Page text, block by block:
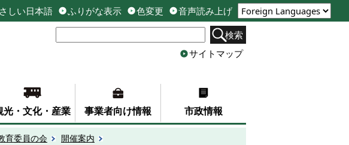
しい日本語 ふりがな表示 色変更
音声読み上げ
検索
サイトマップ
光・文化・産業 事業者向け情報 市政情報
育委員の会
開催案内